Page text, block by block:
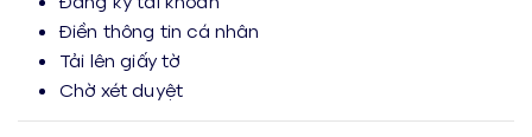
Điền thông tin cá nhân
Tải lên giấy tờ
Chờ xét duyệt